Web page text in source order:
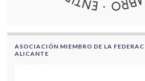
ASOCIACIÓN MIEMBRO DE LA
ALICANTE